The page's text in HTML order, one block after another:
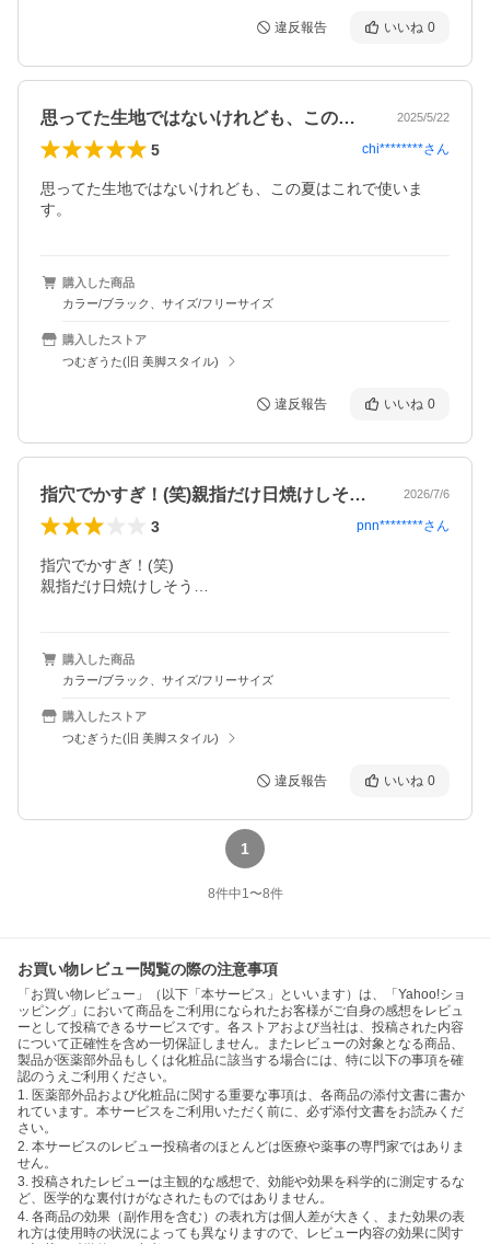
違反報告 いいね 0
思ってた生地ではないけれども、この夏は… 2025/5/22
5 chi********さん
思ってた生地ではないけれども、この夏はこれで使いま
す。
購入した商品
カラー/ブラック、サイズ/フリーサイズ
購入したストア
つむぎうた(旧 美脚スタイル)
違反報告 いいね 0
指穴でかすぎ！(笑)親指だけ日焼けしそ… 2026/7/6
3 pnn********さん
指穴でかすぎ！(笑)
親指だけ日焼けしそう…
購入した商品
カラー/ブラック、サイズ/フリーサイズ
購入したストア
つむぎうた(旧 美脚スタイル)
違反報告 いいね 0
1
8件中1〜8件
お買い物レビュー閲覧の際の注意事項
「お買い物レビュー」（以下「本サービス」といいます）は、「Yahoo!ショ
ッピング」において商品をご利用になられたお客様がご自身の感想をレビュ
ーとして投稿できるサービスです。各ストアおよび当社は、投稿された内容
について正確性を含め一切保証しません。またレビューの対象となる商品、
製品が医薬部外品もしくは化粧品に該当する場合には、特に以下の事項を確
認のうえご利用ください。
1. 医薬部外品および化粧品に関する重要な事項は、各商品の添付文書に書か
れています。本サービスをご利用いただく前に、必ず添付文書をお読みくだ
さい。
2. 本サービスのレビュー投稿者のほとんどは医療や薬事の専門家ではありま
せん。
3. 投稿されたレビューは主観的な感想で、効能や効果を科学的に測定するな
ど、医学的な裏付けがなされたものではありません。
4. 各商品の効果（副作用を含む）の表れ方は個人差が大きく、また効果の表
れ方は使用時の状況によっても異なりますので、レビュー内容の効果に関す